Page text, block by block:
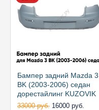
Бампер задний Mazda 3
BK (2003-2006) седан
дорестайлинг KUZOVIK
33000 руб. 16000 руб.